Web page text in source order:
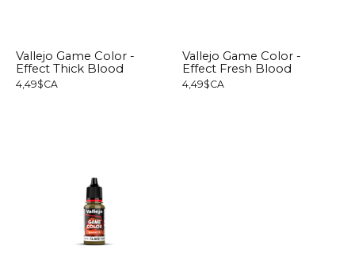
Vallejo Game Color -
Effect Thick Blood
4,49$CA
Vallejo Game Color -
Effect Fresh Blood
4,49$CA